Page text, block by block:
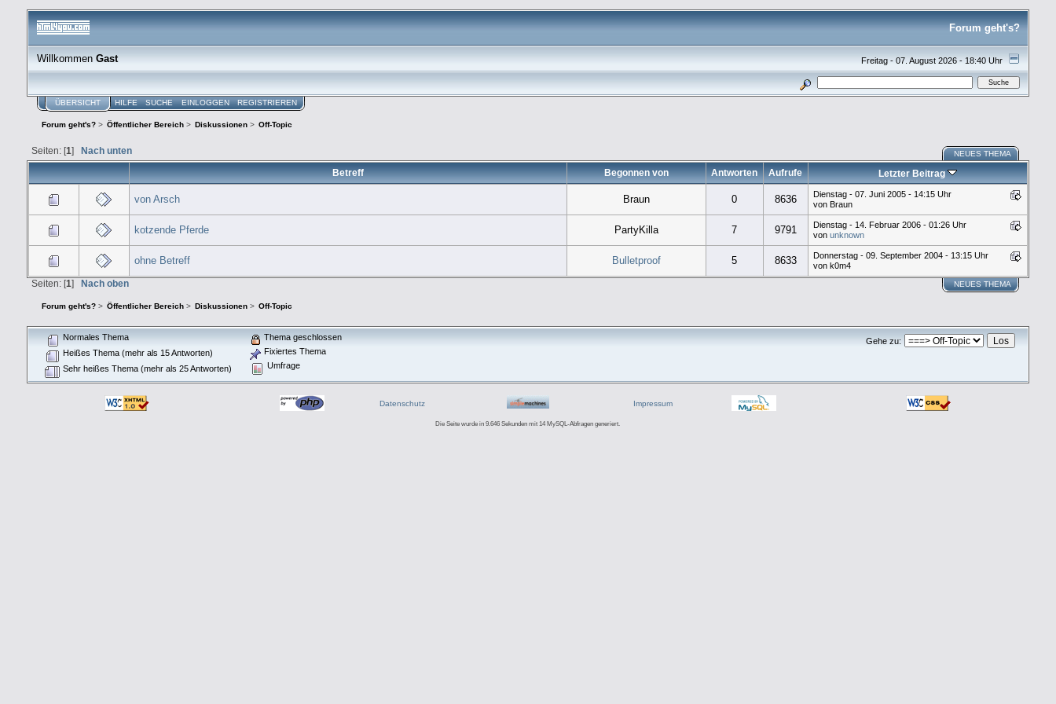
Forum geht's?
Freitag - 07. August 2026 - 18:40 Uhr
WillkommenGast
ÜBERSICHT HILFE SUCHE EINLOGGEN REGISTRIEREN
Forum geht's?> Öffentlicher Bereich > Diskussionen > Off-Topic
Seiten: [1] Nach unten NEUES THEMA
Betreff Begonnen von Antworten Aufrufe Letzter Beitrag
von Arsch Braun 0 8636
Dienstag - 07. Juni 2005 - 14:15 Uhr
von Braun
kotzende Pferde PartyKilla 7 9791
Dienstag - 14. Februar 2006 - 01:26 Uhr
vonunknown
ohne Betreff Bulletproof 5 8633
Donnerstag - 09. September 2004 - 13:15 Uhr
von k0m4
NEUES THEMA
Seiten: [1] Nach oben
Forum geht's?> Öffentlicher Bereich > Diskussionen > Off-Topic
Gehe zu:
Normales Thema
Heißes Thema (mehr als 15 Antworten)
Sehr heißes Thema (mehr als 25 Antworten)
Thema geschlossen
Fixiertes Thema
Umfrage
Datenschutz Impressum
Die Seite wurde in 9.646 Sekunden mit 14 MySQL-Abfragen generiert.